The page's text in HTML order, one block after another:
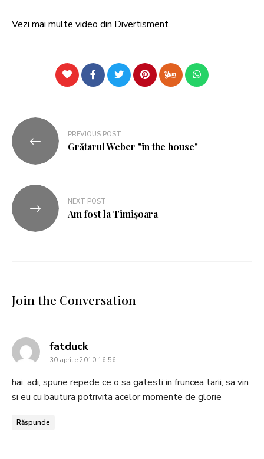
Vezi mai multe video din Divertisment
PREVIOUS POST
Grătarul Weber "in the house"
NEXT POST
Am fost la Timișoara
Join the Conversation
fatducksays:
30 aprilie 2010 16:56
hai, adi, spune repede ce o sa gatesti in fruncea tarii, sa vin
si eu cu bautura potrivita acelor momente de glorie
Răspunde